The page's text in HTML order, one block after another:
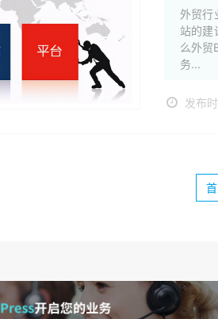
外贸行
站的建
么外贸
务...
发布